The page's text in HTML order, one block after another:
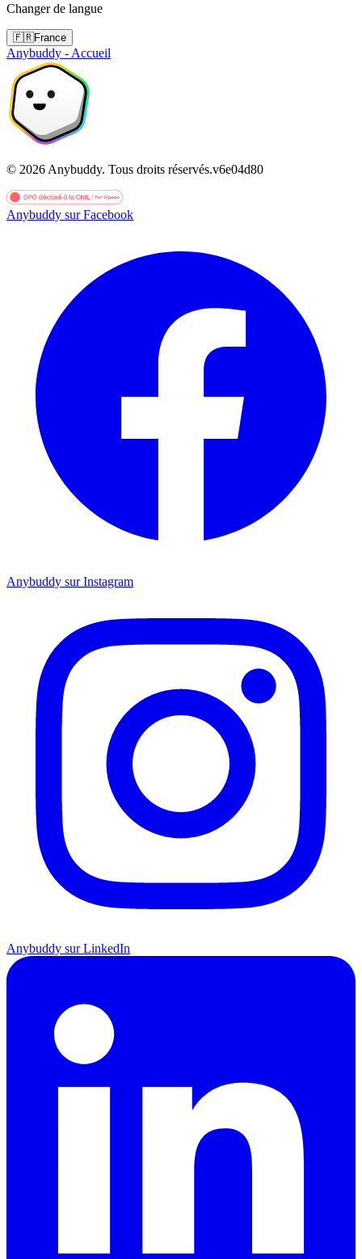
Changer de langue
🇫🇷France
Anybuddy - Accueil
© 2026 Anybuddy. Tous droits réservés.v6e04d80
Anybuddy sur Facebook
Anybuddy sur Instagram
Anybuddy sur LinkedIn